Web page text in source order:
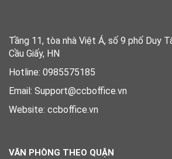
Tầng 11, tòa nhà Việt Á, số 9 phố Duy
Cầu Giấy, HN
Hotline: 0985575185
Email: Support@ccboffice.vn
Website: ccboffice.vn
VĂN PHÒNG THEO QUẬN